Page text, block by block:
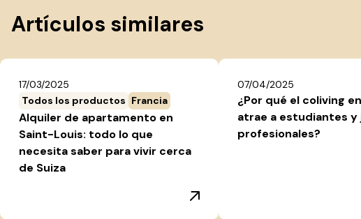
Artículos similares
17/03/2025
Todos los productos Francia
Alquiler de apartamento en
Saint-Louis: todo lo que
necesita saber para vivir cerca
de Suiza
07/04/2025
¿Por qué el coliving
atrae a estudiantes y
profesionales?